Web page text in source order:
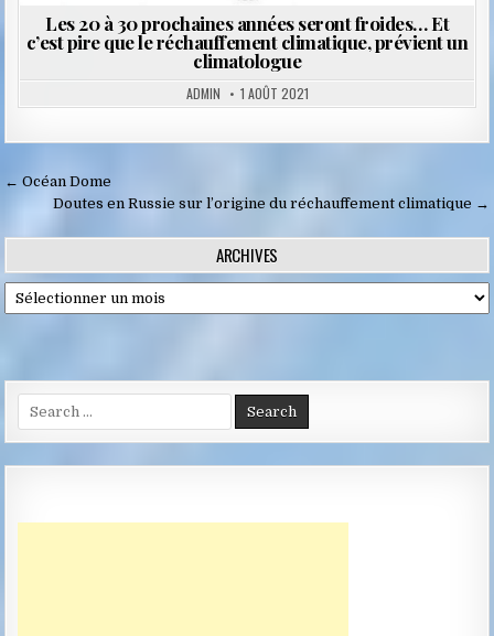
Les 20 à 30 prochaines années seront froides… Et
c’est pire que le réchauffement climatique, prévient un
climatologue
ADMIN 1 AOÛT 2021
Navigation
l’article
← Océan Dome
Doutes en Russie sur l’origine du réchauffement climatique →
ARCHIVES
Archives
for: